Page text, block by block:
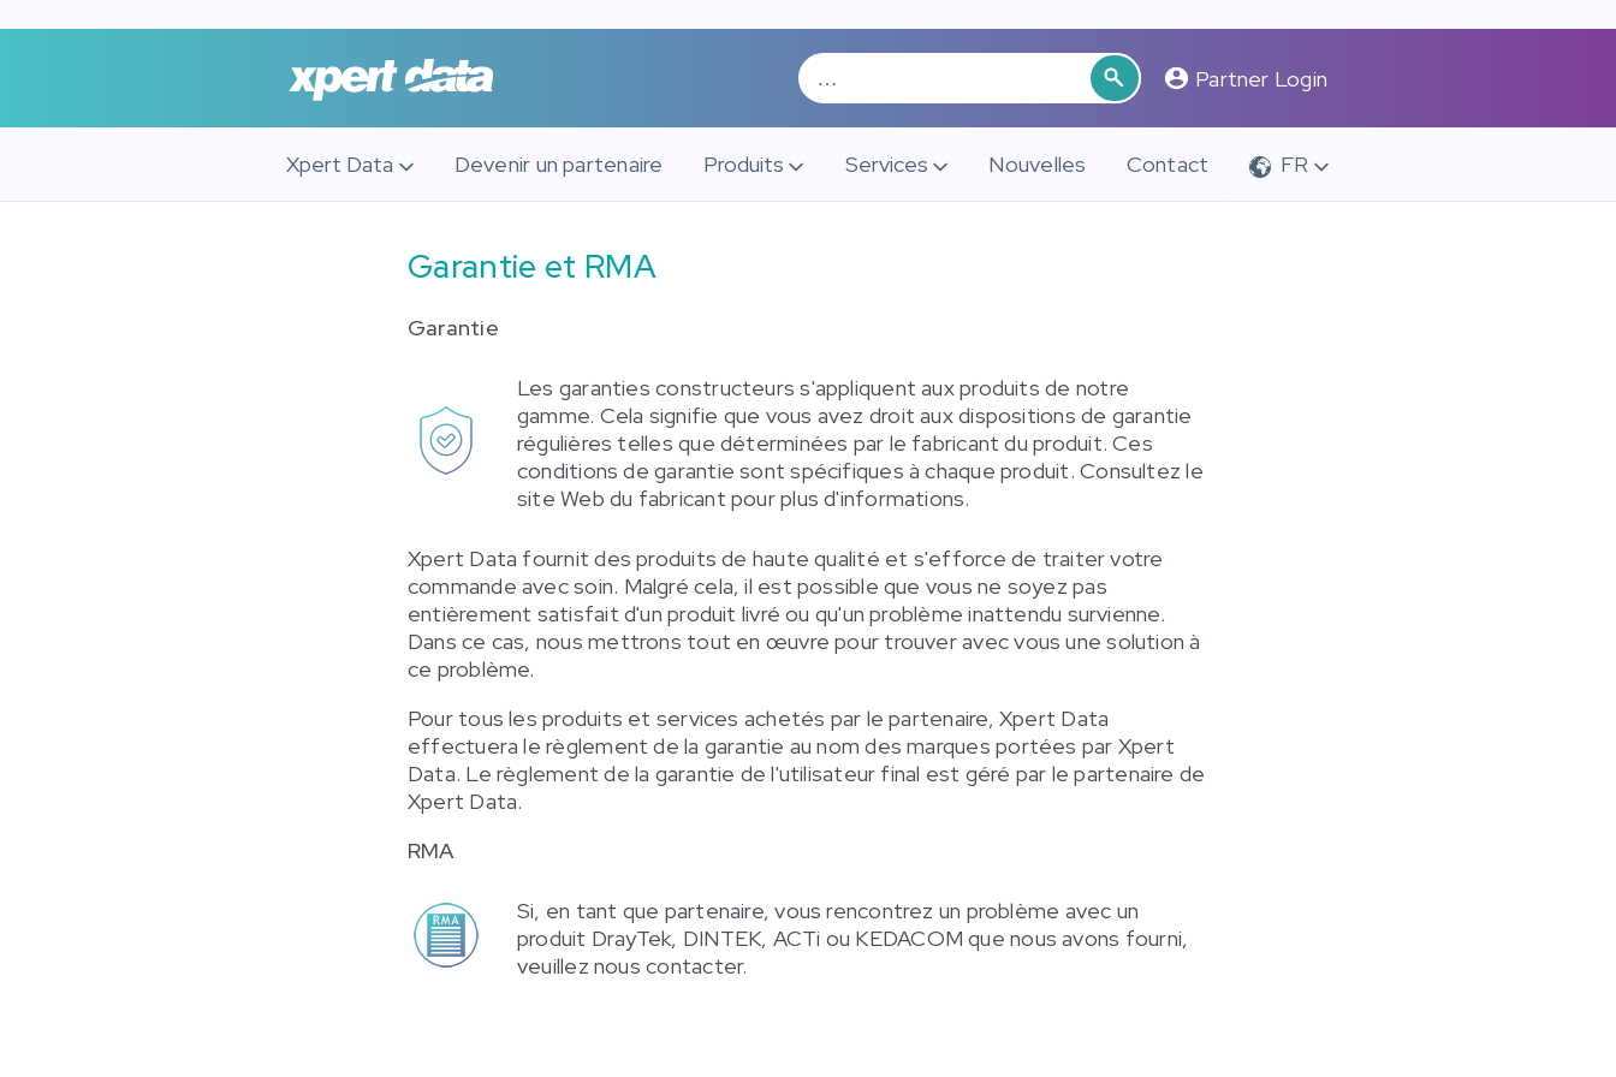
Partner Login
FR
Xpert Data Devenir un partenaire Produits Services Nouvelles Contact
Garantie et RMA
Garantie
Les garanties constructeurs s'appliquent aux produits de notre
gamme. Cela signifie que vous avez droit aux dispositions de garantie
régulières telles que déterminées par le fabricant du produit. Ces
conditions de garantie sont spécifiques à chaque produit. Consultez le
site Web du fabricant pour plus d'informations.
Xpert Data fournit des produits de haute qualité et s'efforce de traiter votre
commande avec soin. Malgré cela, il est possible que vous ne soyez pas
entièrement satisfait d'un produit livré ou qu'un problème inattendu survienne.
Dans ce cas, nous mettrons tout en œuvre pour trouver avec vous une solution à
ce problème.
Pour tous les produits et services achetés par le partenaire, Xpert Data
effectuera le règlement de la garantie au nom des marques portées par Xpert
Data. Le règlement de la garantie de l'utilisateur final est géré par le partenaire de
Xpert Data.
RMA
Si, en tant que partenaire, vous rencontrez un problème avec un
produit DrayTek, DINTEK, ACTi ou KEDACOM que nous avons fourni,
veuillez nous contacter.